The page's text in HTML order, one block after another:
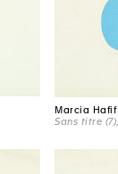
Marcia Hafif
Sans titre (7)